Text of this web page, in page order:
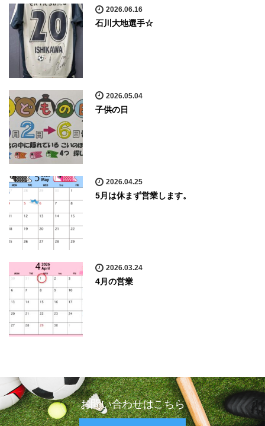
2026.06.16
石川大地選手☆
2026.05.04
子供の日
2026.04.25
5月は休まず営業します。
2026.03.24
4月の営業
お問い合わせはこちら